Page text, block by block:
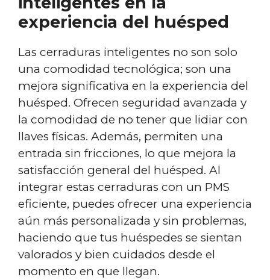
experiencia del huésped
Las cerraduras inteligentes no son solo
una comodidad tecnológica; son una
mejora significativa en la experiencia del
huésped. Ofrecen seguridad avanzada y
la comodidad de no tener que lidiar con
llaves físicas. Además, permiten una
entrada sin fricciones, lo que mejora la
satisfacción general del huésped. Al
integrar estas cerraduras con un PMS
eficiente, puedes ofrecer una experiencia
aún más personalizada y sin problemas,
haciendo que tus huéspedes se sientan
valorados y bien cuidados desde el
momento en que llegan.